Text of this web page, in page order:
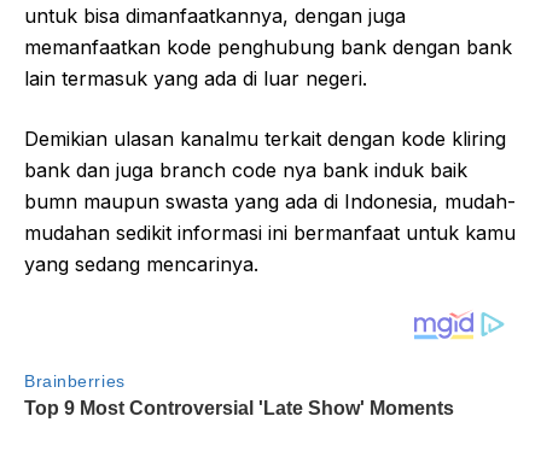
untuk bisa dimanfaatkannya, dengan juga
memanfaatkan kode penghubung bank dengan bank
lain termasuk yang ada di luar negeri.
Demikian ulasan kanalmu terkait dengan kode kliring
bank dan juga branch code nya bank induk baik
bumn maupun swasta yang ada di Indonesia, mudah-
mudahan sedikit informasi ini bermanfaat untuk kamu
yang sedang mencarinya.